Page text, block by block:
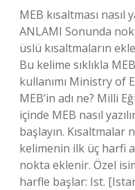
MEB kısaltması nasıl
ANLAMI Sonunda
üslü kısaltmaların
Bu kelime sıklıkla
kullanımı Ministry of
MEB’in adı ne? Milli
içinde MEB nasıl
başlayın. Kısaltmalar
kelimenin ilk üç harfi
nokta eklenir. Özel
harfle başlar: Ist.